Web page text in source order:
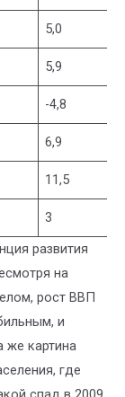
5,0
5,9
-4,8
6,9
11,5
3
развития
на
рост ВВП
и
же картина
где